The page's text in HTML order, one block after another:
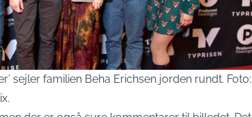
sejler familien Beha Erichsen jorden rundt. Foto: